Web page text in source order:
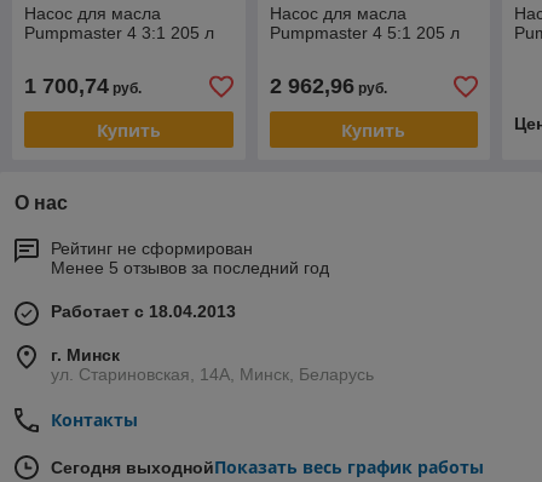
Насос для масла
Pumpmaster 4 3:1 205 л
1 700,74 руб.
Купить
Насос для масла
Pumpmaster 4 5:1 205 л
2 962,96руб.
Купить
О нас
Рейтинг не сформирован
Менее 5 отзывов за последний год
Работает с 18.04.2013
г. Минск
ул. Стариновская, 14А, Минск, Беларусь
Контакты
Сегодня выходнойПоказать весь график работы